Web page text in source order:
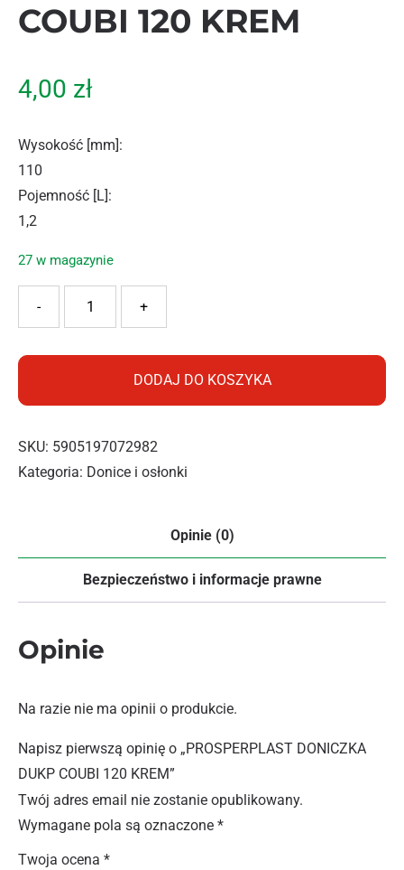
COUBI 120 KREM
4,00 zł
Wysokość [mm]:
110
Pojemność [L]:
1,2
27 w magazynie
ilość PROSPERPLAST DONICZKA DUKP COUBI 120 KREM
+
-
DODAJ DO KOSZYKA
SKU: 5905197072982
Kategoria: Donice i osłonki
Opinie (0)
Bezpieczeństwo i informacje prawne
Opinie
Na razie nie ma opinii o produkcie.
Napisz pierwszą opinię o „PROSPERPLAST DONICZKA
DUKP COUBI 120 KREM”
Twój adres email nie zostanie opublikowany.
Wymagane pola są oznaczone *
Twoja ocena *